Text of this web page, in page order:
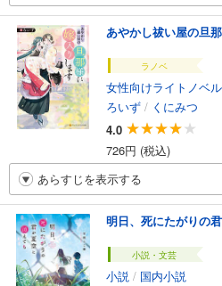
あやかし祓い屋の旦
ラノベ
女性向けライトノベル
ろいず / くにみつ
4.0
726円 (税込)
あらすじを表示する
明日、死にたがりの
小説・文芸
小説 / 国内小説